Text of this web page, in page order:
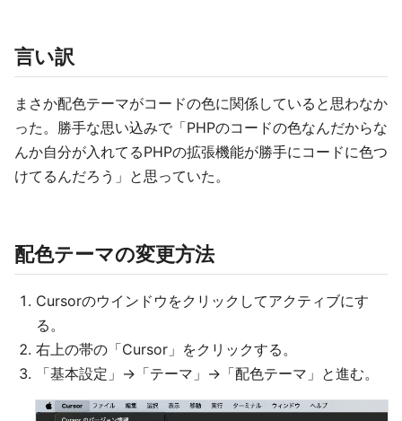
言い訳
まさか配色テーマがコードの色に関係していると思わなか
った。勝手な思い込みで「PHPのコードの色なんだからな
んか自分が入れてるPHPの拡張機能が勝手にコードに色つ
けてるんだろう」と思っていた。
配色テーマの変更方法
Cursorのウインドウをクリックしてアクティブにす
る。
右上の帯の「Cursor」をクリックする。
「基本設定」→「テーマ」→「配色テーマ」と進む。